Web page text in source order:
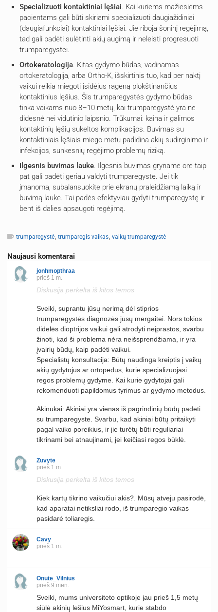
Specializuoti kontaktiniai lęšiai. Kai kuriems mažiesiems
pacientams gali būti skiriami specializuoti daugiažidiniai
(daugiafunkciai) kontaktiniai lęšiai. Jie riboja šoninį regėjimą,
tad gali padėti sulėtinti akių augimą ir neleisti progresuoti
trumparegystei.
Ortokeratologija. Kitas gydymo būdas, vadinamas
ortokeratologija, arba Ortho-K, išskirtinis tuo, kad per naktį
vaikui reikia miegoti įsidėjus rageną plokštinančius
kontaktinius lęšius. Šis trumparegystės gydymo būdas
tinka vaikams nuo 8–10 metų, kai trumparegystė yra ne
didesnė nei vidutinio laipsnio. Trūkumai: kaina ir galimos
kontaktinių lęšių sukeltos komplikacijos. Buvimas su
kontaktiniais lęšiais miego metu padidina akių sudirginimo ir
infekcijos, sunkesnių regėjimo problemų riziką.
Ilgesnis buvimas lauke. Ilgesnis buvimas gryname ore taip
pat gali padėti geriau valdyti trumparegystę. Jei tik
įmanoma, subalansuokite prie ekranų praleidžiamą laiką ir
buvimą lauke. Tai padės efektyviau gydyti trumparegystę ir
bent iš dalies apsaugoti regėjimą.
trumparegystė, trumparegis vaikas, vaikų trumparegystė
Naujausi komentarai
jonhmopthraa
prieš 1 m.
Diskusija perkelta iš kitos temos
Sveiki, suprantu jūsų nerimą dėl stiprios
trumparegystės diagnozės jūsų mergaitei. Nors tokios
didelės dioptrijos vaikui gali atrodyti neįprastos, svarbu
žinoti, kad ši problema nėra neišsprendžiama, ir yra
įvairių būdų, kaip padėti vaikui.
Specialistų konsultacija: Būtų naudinga kreiptis į vaikų
akių gydytojus ar ortopedus, kurie specializuojasi
regos problemų gydyme. Kai kurie gydytojai gali
rekomenduoti papildomus tyrimus ar gydymo metodus.
Akinukai: Akiniai yra vienas iš pagrindinių būdų padėti
su trumparegyste. Svarbu, kad akiniai būtų pritaikyti
pagal vaiko poreikius, ir jie turėtų būti reguliariai
tikrinami bei atnaujinami, jei keičiasi regos būklė.
Žuvyte
prieš 1 m.
Diskusija perkelta iš kitos temos
Kiek kartų tikrino vaikučiui akis?. Mūsų atveju pasirodė,
kad aparatai netiksliai rodo, iš trumparegio vaikas
pasidarė toliaregis.
Cavy
prieš 1 m.
Onute_Vilnius
prieš 9 mėn.
Sveiki, mums universiteto optikoje jau prieš 1,5 metų
siūlė akinių lešius MiYosmart, kurie stabdo